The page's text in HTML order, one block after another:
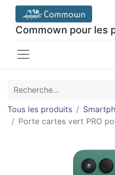
Commown pour les
Tous les produits
Porte cartes vert PRO